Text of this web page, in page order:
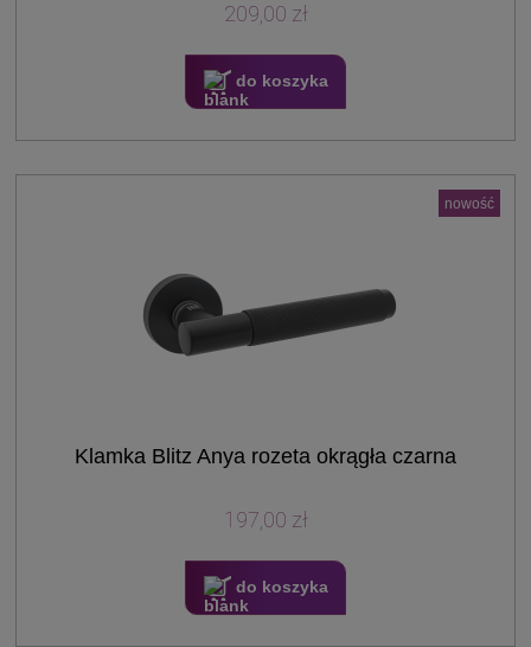
209,00 zł
do koszyka
Klamka Blitz Anya rozeta okrągła czarna
197,00 zł
do koszyka
nowość